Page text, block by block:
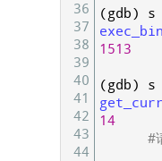
36
37
38
39
40
41
42
43
44
(gdb)
s
1513
(gdb)
s
14
#